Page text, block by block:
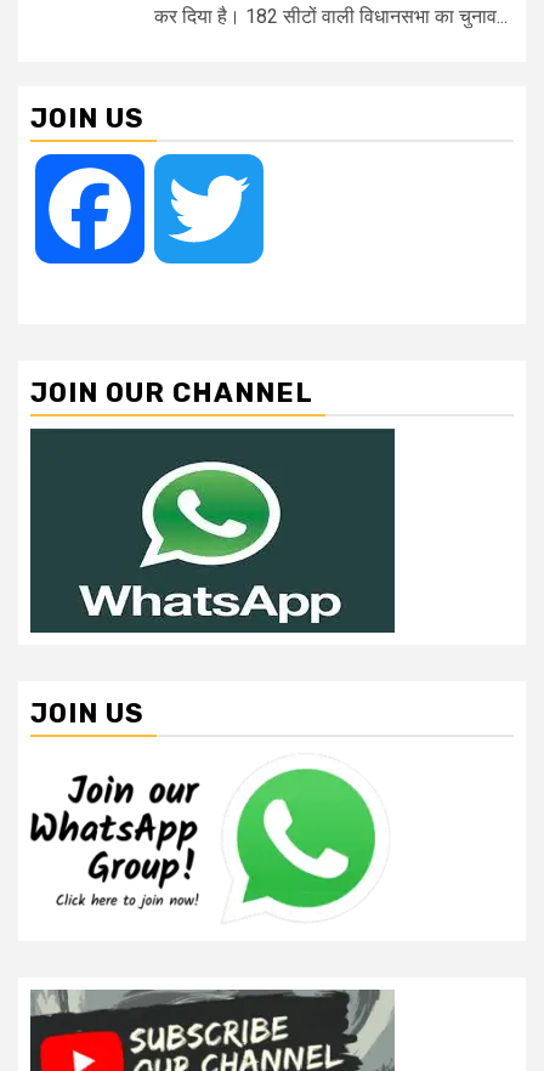
कर दिया है। 182 सीटों वाली विधानसभा का चुनाव...
JOIN US
Facebook
JOIN OUR CHANNEL
JOIN US